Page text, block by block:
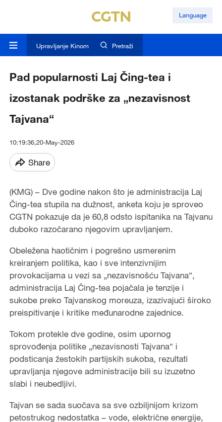
Language
Upravljanje Kinom Pretraži
Pad popularnosti Laj Čing-tea i
izostanak podrške za „nezavisnost
Tajvana“
10:19:36,20-May-2026
Share
(KMG) – Dve godine nakon što je administracija Laj
Čing-tea stupila na dužnost, anketa koju je sproveo
CGTN pokazuje da je 60,8 odsto ispitanika na Tajvanu
duboko razočarano njegovim upravljanjem.
Obeležena haotičnim i pogrešno usmerenim
kreiranjem politika, kao i sve intenzivnijim
provokacijama u vezi sa „nezavisnošću Tajvana“,
administracija Laj Čing-tea pojačala je tenzije i
sukobe preko Tajvanskog moreuza, izazivajući široko
preispitivanje i kritike međunarodne zajednice.
Tokom protekle dve godine, osim upornog
sprovođenja politike „nezavisnosti Tajvana“ i
podsticanja žestokih partijskih sukoba, rezultati
upravljanja njegove administracije bili su izuzetno
slabi i neubedljivi.
Tajvan se sada suočava sa sve ozbiljnijom krizom
petostrukog nedostatka – vode, električne energije,